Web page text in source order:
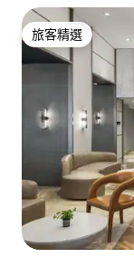
旅客精選
旅客精選